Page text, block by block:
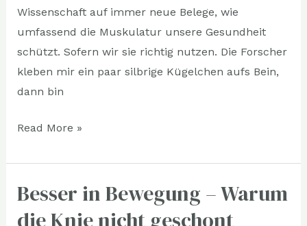
Wissenschaft auf immer neue Belege, wie
umfassend die Muskulatur unsere Gesundheit
schützt. Sofern wir sie richtig nutzen. Die Forscher
kleben mir ein paar silbrige Kügelchen aufs Bein,
dann bin
Read More »
Besser in Bewegung – Warum
die Knie nicht geschont
Besser